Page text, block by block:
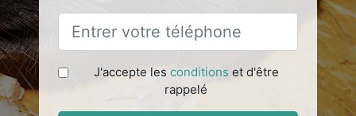
J'accepte les conditions et d'être
rappelé